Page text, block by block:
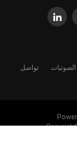
الصوتيات تواصل
Copyright